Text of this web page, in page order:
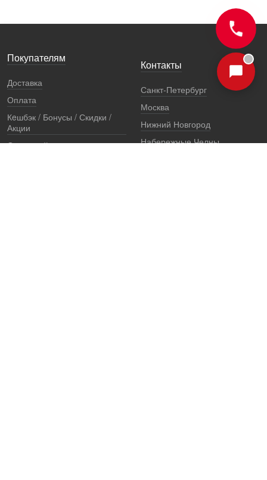
Покупателям
Доставка
Оплата
Кeшбэк / Бонусы / Скидки /
Акции
Остерегайтесь подделок
Контакты
Санкт-Петербург
Москва
Нижний Новгород
Набережные Челны